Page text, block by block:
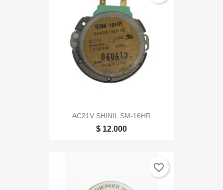
AC21V SHINIL SM-16HR
$ 12.000
favorite_border